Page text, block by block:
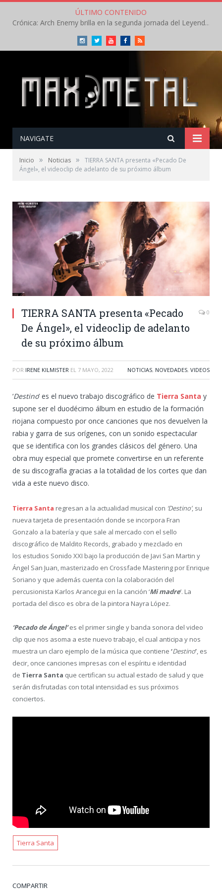
ÚLTIMO CONTENIDO
Crónica: Arch Enemy brilla en la segunda jornada del Leyendas del Rock – Jueves – Agosto 2026
InstagramTwitterYoutubeFacebookRSS
NAVIGATE
Inicio » Noticias »
TIERRA SANTA presenta «Pecado De
Ángel», el videoclip de adelanto de su próximo álbum
TIERRA SANTA presenta «Pecado
De Ángel», el videoclip de adelanto
de su próximo álbum
0
POR IRENE KILMISTER EL 7 MAYO, 2022 NOTICIAS, NOVEDADES, VIDEOS
‘Destino’ es el nuevo trabajo discográfico de Tierra Santa y
supone ser el duodécimo álbum en estudio de la formación
riojana compuesto por once canciones que nos devuelven la
rabia y garra de sus orígenes, con un sonido espectacular
que se identifica con los grandes clásicos del género. Una
obra muy especial que promete convertirse en un referente
de su discografía gracias a la totalidad de los cortes que dan
vida a este nuevo disco.
Tierra Santa regresan a la actualidad musical con ‘Destino’, su
nueva tarjeta de presentación donde se incorpora Fran
Gonzalo a la batería y que sale al mercado con el sello
discográfico de Maldito Records, grabado y mezclado en
los estudios Sonido XXI bajo la producción de Javi San Martin y
Ángel San Juan, masterizado en Crossfade Mastering por Enrique
Soriano y que además cuenta con la colaboración del
percusionista Karlos Arancegui en la canción ‘Mi madre’. La
portada del disco es obra de la pintora Nayra López.
‘Pecado de Ángel’ es el primer single y banda sonora del video
clip que nos asoma a este nuevo trabajo, el cual anticipa y nos
muestra un claro ejemplo de la música que contiene ‘Destino’, es
decir, once canciones impresas con el espíritu e identidad
de Tierra Santa que certifican su actual estado de salud y que
serán disfrutadas con total intensidad es sus próximos
conciertos.
Tierra Santa
COMPARTIR